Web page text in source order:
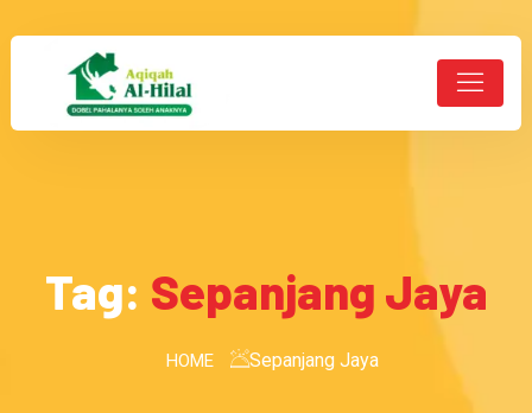
Tag: Sepanjang Jaya
HOME Sepanjang Jaya